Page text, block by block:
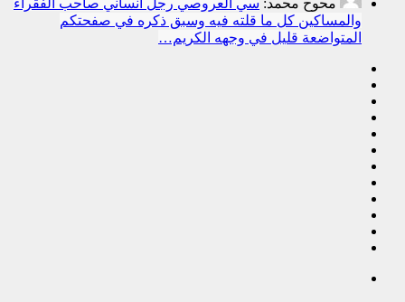
محوح محمد: سي العروصي رجل انساني صاحب الفقراء
والمساكين كل ما قلته فيه وسبق ذكره في صفحتكم
المتواضعة قليل في وجهه الكريم…